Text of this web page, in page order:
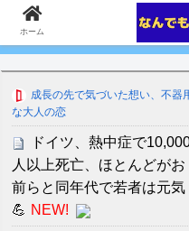
成長の先で気づいた想い、不器
な大人の恋
ドイツ、熱中症で
人以上死亡、ほとんどがお
前らと同年代で若者は元気
💪 NEW!
ホーム